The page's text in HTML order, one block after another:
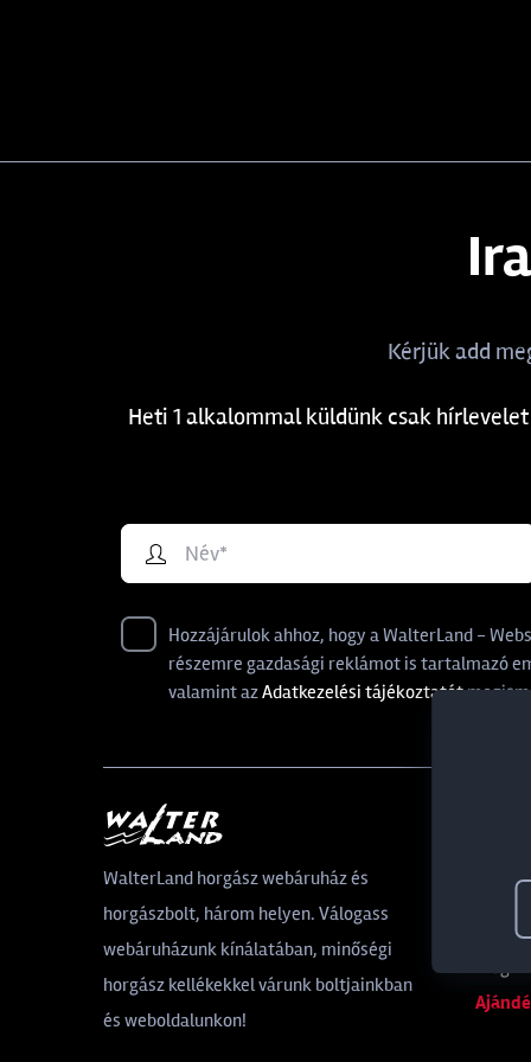
Kérjük add
Heti 1 alkalommal küldünk csak hírlevelet
Hozzájárulok ahhoz, hogy a WalterLand -
részemre gazdasági reklámot is tartalmazó
valamint azAdatkezelési tájékoztatót
WalterLand horgász webáruház és
horgászbolt, három helyen. Válogass
webáruházunk kínálatában, minőségi
horgász kellékekkel várunk boltjainkban
és weboldalunkon!
Rólunk
Blog